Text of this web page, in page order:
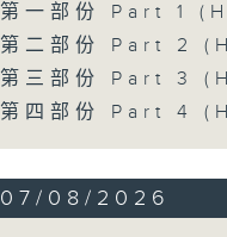
第一部份 Part 1
第二部份 Part 2
第三部份 Part 3
第四部份 Part 4
07/08/2026